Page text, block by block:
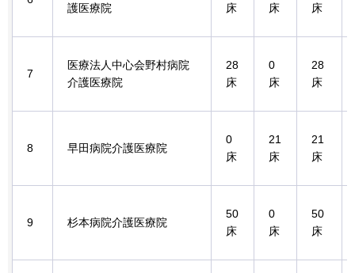
護医療院
床
床
床
7
医療法人中心会野村病院
介護医療院
28
床
0
床
28
床
8 早田病院介護医療院
0
床
21
床
21
床
9 杉本病院介護医療院
50
床
0
床
50
床